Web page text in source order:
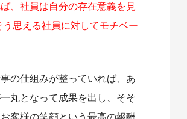
、社員は自分の存在意義を見
思える社員に対してモチベー
の仕組みが整っていれば、あ
丸となって成果を出し、そそ
客様の笑顔という最高の報酬